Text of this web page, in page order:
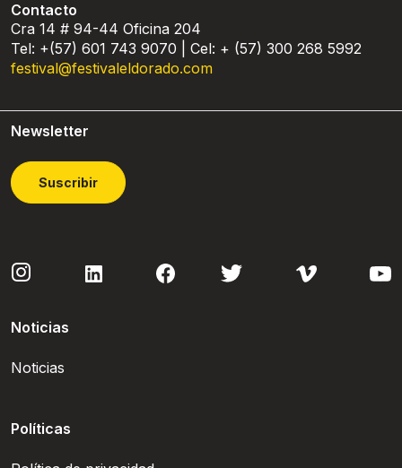
Contacto
Cra 14 # 94-44 Oficina 204
Tel: +(57) 601 743 9070 | Cel: + (57) 300 268 5992
festival@festivaleldorado.com
Newsletter
Suscribir
Noticias
Noticias
Políticas